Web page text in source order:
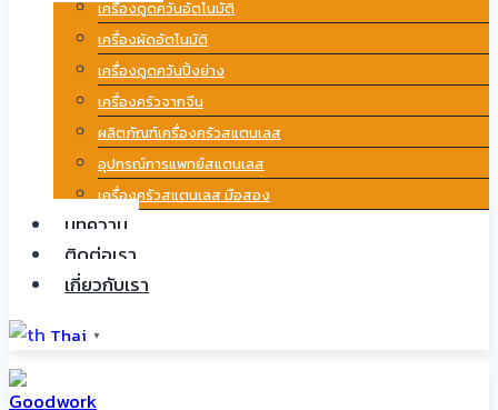
เครื่องดูดควันอัตโนมัติ
เครื่องผัดอัตโนมัติ
เครื่องดูดควันปิ้งย่าง
เครื่องครัวจากจีน
ผลิตภัณฑ์เครื่องครัวสแตนเลส
อุปกรณ์การแพทย์สแตนเลส
เครื่องครัวสแตนเลส มือสอง
บทความ
ติดต่อเรา
เกี่ยวกับเรา
Thai ▼